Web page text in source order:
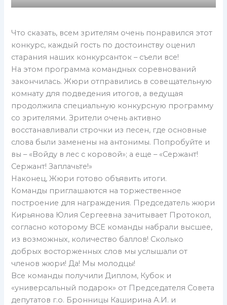
Что сказать, всем зрителям очень понравился этот
конкурс, каждый гость по достоинству оценил
старания наших конкурсанток – съели все!
На этом программа командных соревнований
закончилась. Жюри отправились в совещательную
комнату для подведения итогов, а ведущая
продолжила специальную конкурсную программу
со зрителями. Зрители очень активно
восстанавливали строчки из песен, где основные
слова были заменены на антонимы. Попробуйте и
вы – «Войду в лес с коровой»; а еще – «Сержант!
Сержант! Заплачьте!»
Наконец, Жюри готово объявить итоги.
Команды приглашаются на торжественное
построение для награждения. Председатель жюри
Кирьянова Юлия Сергеевна зачитывает Протокол,
согласно которому ВСЕ команды набрали высшее,
из возможных, количество баллов! Сколько
добрых восторженных слов мы услышали от
членов жюри! Да! Мы молодцы!
Все команды получили Диплом, Кубок и
«универсальный подарок» от Председателя Совета
депутатов г.о. Бронницы Каширина А.И. и